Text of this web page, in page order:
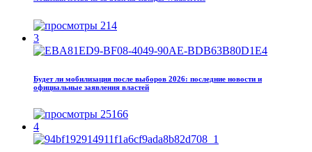
214
3
Будет ли мобилизация после выборов 2026: последние новости и
официальные заявления властей
25166
4